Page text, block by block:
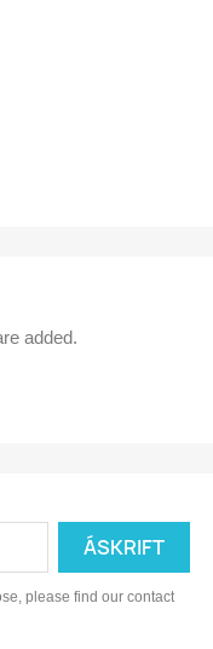
added.
please find our contact